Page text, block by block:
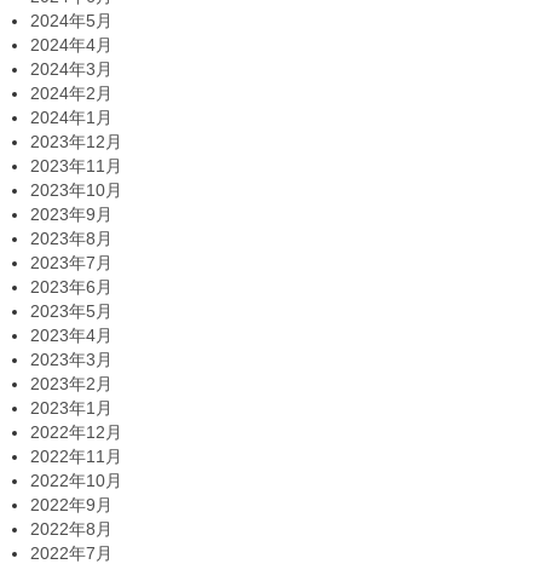
2024年5月
2024年4月
2024年3月
2024年2月
2024年1月
2023年12月
2023年11月
2023年10月
2023年9月
2023年8月
2023年7月
2023年6月
2023年5月
2023年4月
2023年3月
2023年2月
2023年1月
2022年12月
2022年11月
2022年10月
2022年9月
2022年8月
2022年7月